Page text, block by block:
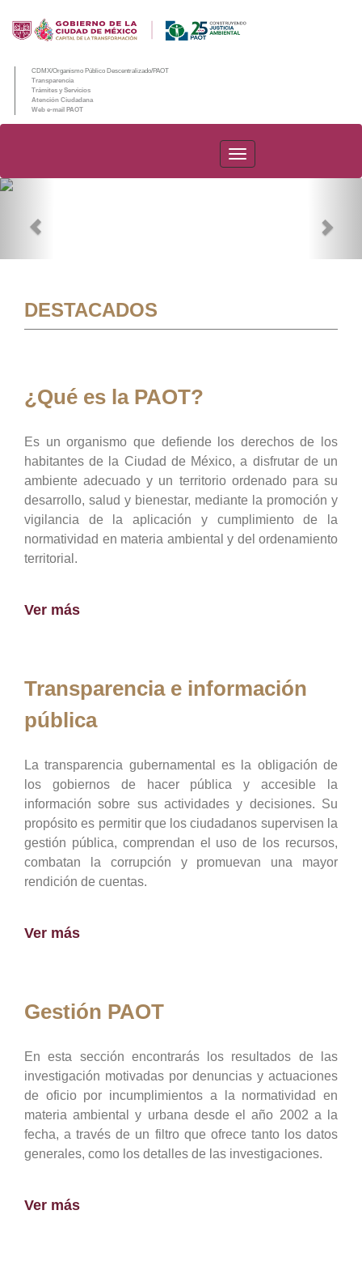
CDMX/Organismo Público Descentralizado/PAOT
Transparencia
Trámites y Servicios
Atención Ciudadana
Web e-mail PAOT
PAOT
DESTACADOS
¿Qué es la PAOT?
Es un organismo que defiende los derechos de los
habitantes de la Ciudad de México, a disfrutar de un
ambiente adecuado y un territorio ordenado para su
desarrollo, salud y bienestar, mediante la promoción y
vigilancia de la aplicación y cumplimiento de la
normatividad en materia ambiental y del ordenamiento
territorial.
Ver más
Transparencia e información
pública
La transparencia gubernamental es la obligación de
los gobiernos de hacer pública y accesible la
información sobre sus actividades y decisiones. Su
propósito es permitir que los ciudadanos supervisen la
gestión pública, comprendan el uso de los recursos,
combatan la corrupción y promuevan una mayor
rendición de cuentas.
Ver más
Gestión PAOT
En esta sección encontrarás los resultados de las
investigación motivadas por denuncias y actuaciones
de oficio por incumplimientos a la normatividad en
materia ambiental y urbana desde el año 2002 a la
fecha, a través de un filtro que ofrece tanto los datos
generales, como los detalles de las investigaciones.
Ver más